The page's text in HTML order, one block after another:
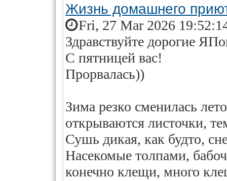
Жизнь домашнего
Fri, 27 Mar 2026
Здравствуйте дорогие
С пятницей вас!
Прорвалась))
Зима резко сменилась
открываются листочки,
Сушь дикая, как будто,
Насекомые толпами,
конечно клещи, много